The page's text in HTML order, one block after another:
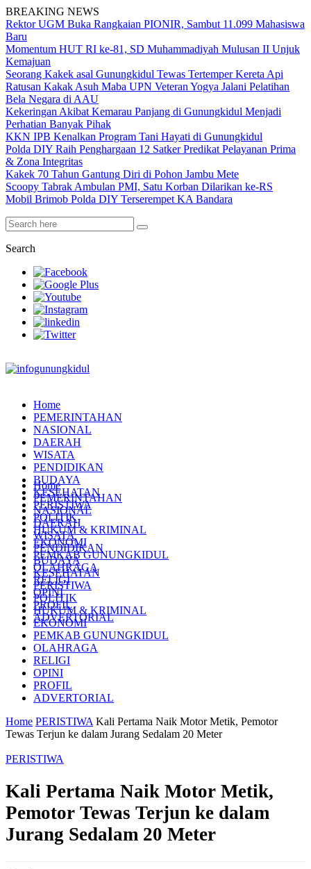
BREAKING NEWS
Rektor UGM Buka Rangkaian PIONIR, Sambut 11.099 Mahasiswa
Baru
Momentum HUT RI ke-81, SD Muhammadiyah Mulusan II Unjuk
Kemajuan
Seorang Kakek asal Gunungkidul Tewas Tertemper Kereta Api
Ratusan Kakak Asuh Maba UPN Veteran Yogya Jalani Pelatihan
Bela Negara di AAU
Kekeringan Akibat Kemarau Panjang di Gunungkidul Menjadi
Perhatian Banyak Pihak
KKN IPB Kenalkan Program Tani Hayati di Gunungkidul
Polda DIY Raih Penghargaan 12 Satker Predikat Pelayanan Prima
& Zona Integritas
Kakek 70 Tahun Gantung Diri di Pohon Jambu Mete
Scoopy Tabrak Ambulan PMI, Satu Korban Dilarikan ke-RS
Mobil Brimob Polda DIY Terserempet KA Bandara
Search
Home
PEMERINTAHAN
NASIONAL
DAERAH
WISATA
PENDIDIKAN
BUDAYA
KESEHATAN
PERISTIWA
POLITIK
HUKUM & KRIMINAL
EKONOMI
PEMKAB GUNUNGKIDUL
OLAHRAGA
RELIGI
OPINI
PROFIL
ADVERTORIAL
Home
PEMERINTAHAN
NASIONAL
DAERAH
WISATA
PENDIDIKAN
BUDAYA
KESEHATAN
PERISTIWA
POLITIK
HUKUM & KRIMINAL
EKONOMI
PEMKAB GUNUNGKIDUL
OLAHRAGA
RELIGI
OPINI
PROFIL
ADVERTORIAL
Home PERISTIWA Kali Pertama Naik Motor Metik, Pemotor
Tewas Terjun ke dalam Jurang Sedalam 20 Meter
PERISTIWA
Kali Pertama Naik Motor Metik,
Pemotor Tewas Terjun ke dalam
Jurang Sedalam 20 Meter